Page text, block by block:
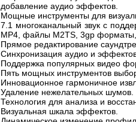
добавление аудио эффектов.
Мощные инструменты для
7.1 многоканальный звук с
МР4, файлы M2TS, 3gp форматы,
Прямое редактирование
Синхронизация аудио и
Поддержка популярных видео
Пять мощных инструментов
Инновационное гармоничное
Удаление нежелательных шумов.
Технология для анализа и
Визуальная шкала эффектов.